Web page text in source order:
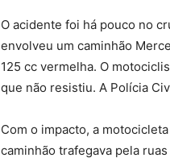
O acidente foi há pouco no
envolveu um caminhão
125 cc vermelha. O
que não resistiu. A Polícia
Com o impacto, a
caminhão trafegava pela